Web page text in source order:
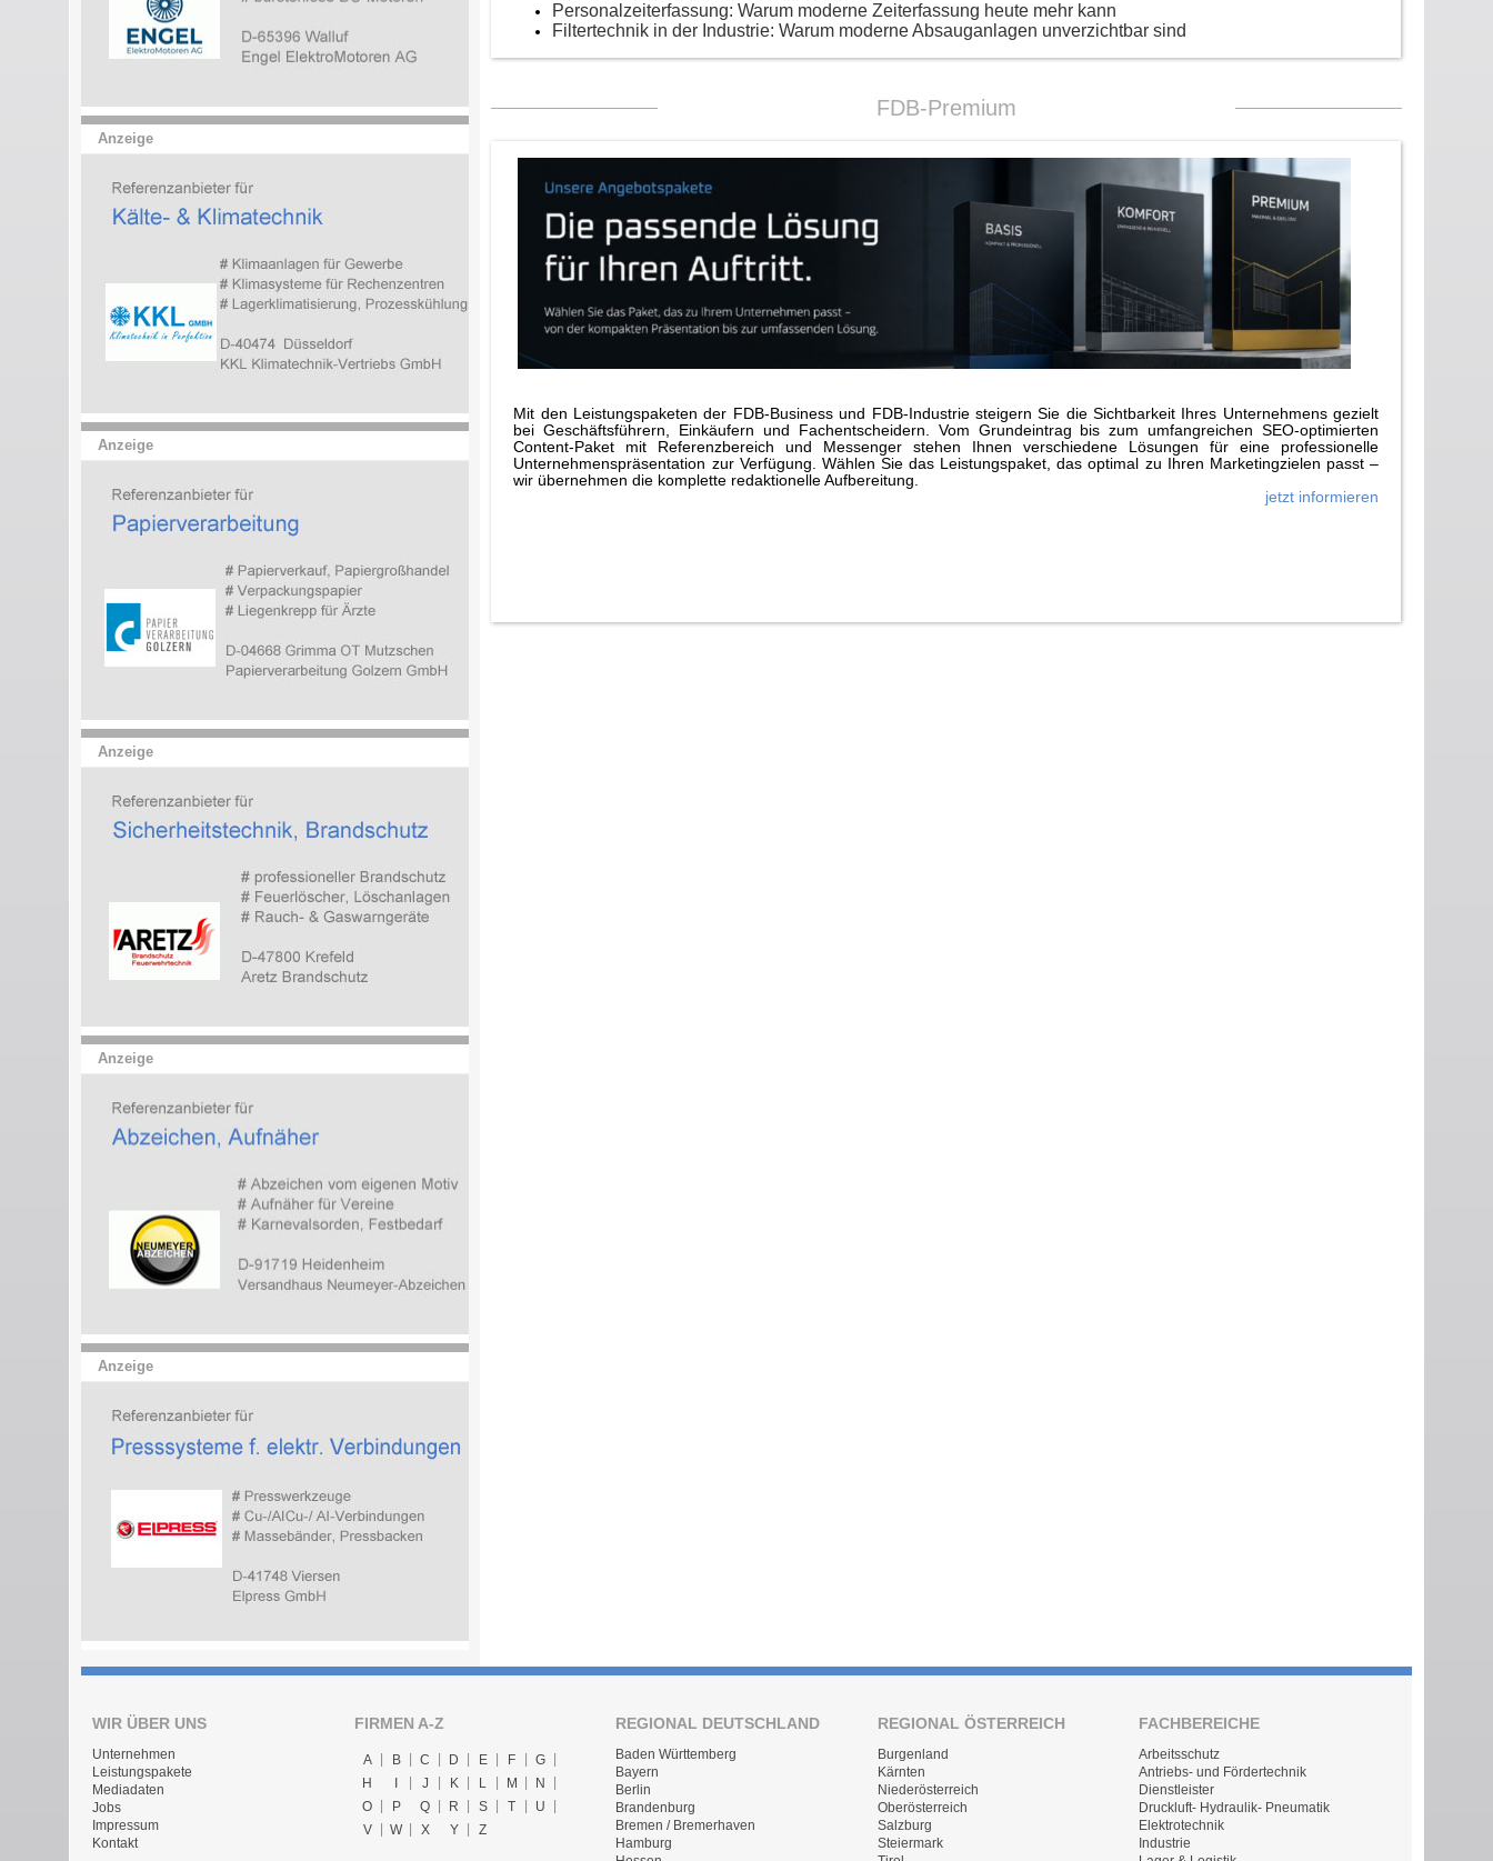
Anzeige
Anzeige
Anzeige
Anzeige
Anzeige
Personalzeiterfassung: Warum moderne Zeiterfassung heute mehr kann
Filtertechnik in der Industrie: Warum moderne Absauganlagen unverzichtbar sind
FDB-Premium
Mit den Leistungspaketen der FDB-Business und FDB-Industrie steigern Sie die Sichtbarkeit Ihres Unternehmens gezielt
bei Geschäftsführern, Einkäufern und Fachentscheidern. Vom Grundeintrag bis zum umfangreichen SEO-optimierten
Content-Paket mit Referenzbereich und Messenger stehen Ihnen verschiedene Lösungen für eine professionelle
Unternehmenspräsentation zur Verfügung. Wählen Sie das Leistungspaket, das optimal zu Ihren Marketingzielen passt –
wir übernehmen die komplette redaktionelle Aufbereitung.
jetzt informieren
WIR ÜBER UNS
Unternehmen
Leistungspakete
Mediadaten
Jobs
Impressum
Kontakt
FIRMEN A-Z
A B C D E F
G
H
J K L M
N
O
P Q R S T
U
V
W X Y Z
REGIONAL DEUTSCHLAND
Baden Württemberg
Bayern
Berlin
Brandenburg
Bremen / Bremerhaven
Hamburg
REGIONAL ÖSTERREICH
Burgenland
Kärnten
Niederösterreich
Oberösterreich
Salzburg
Steiermark
FACHBEREICHE
Arbeitsschutz
Antriebs- und Fördertechnik
Dienstleister
Druckluft- Hydraulik- Pneumatik
Elektrotechnik
Industrie